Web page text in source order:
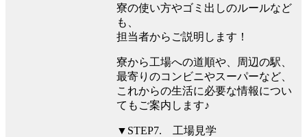
寮の使い方やゴミ出しのルールなど
も、
担当者からご説明します！
寮から工場への道順や、周辺の駅、
最寄りのコンビニやスーパーなど、
これからの生活に必要な情報につい
てもご案内します♪
▼STEP7. 工場見学